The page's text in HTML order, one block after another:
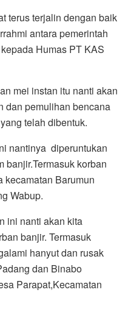
terus terjalin dengan baik
antara pemerintah
Humas PT KAS
mei instan itu nanti akan
dan pemulihan bencana
telah dibentuk.
nantinya diperuntukan
korban
kecamatan Barumun
Wabup.
ini nanti akan kita
banjir. Termasuk
hanyut dan rusak
dan Binabo
Parapat,Kecamatan